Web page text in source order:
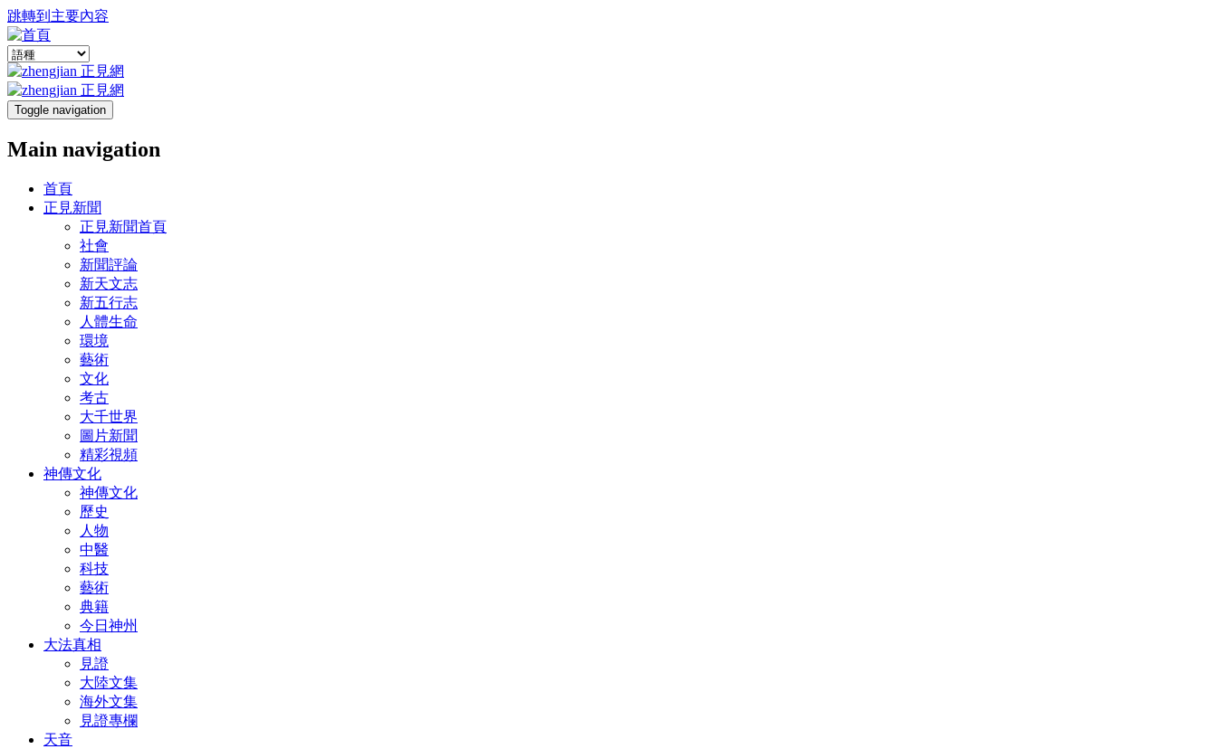
跳轉到主要內容
Toggle navigation
Main navigation
首頁
正見新聞
正見新聞首頁
社會
新聞評論
新天文志
新五行志
人體生命
環境
藝術
文化
考古
大千世界
圖片新聞
精彩視頻
神傳文化
神傳文化
歷史
人物
中醫
科技
藝術
典籍
今日神州
大法真相
見證
大陸文集
海外文集
見證專欄
天音